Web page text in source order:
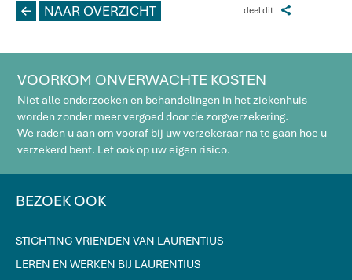
deel dit Z
L NAAR OVERZICHT
VOORKOM ONVERWACHTE KOSTEN
Niet alle onderzoeken en behandelingen in het ziekenhuis
worden zonder meer vergoed door de zorgverzekering.
We raden u aan om vooraf bij uw verzekeraar na te gaan hoe u
verzekerd bent. Let ook op uw eigen risico.
BEZOEK OOK
STICHTING VRIENDEN VAN LAURENTIUS
LEREN EN WERKEN BIJ LAURENTIUS